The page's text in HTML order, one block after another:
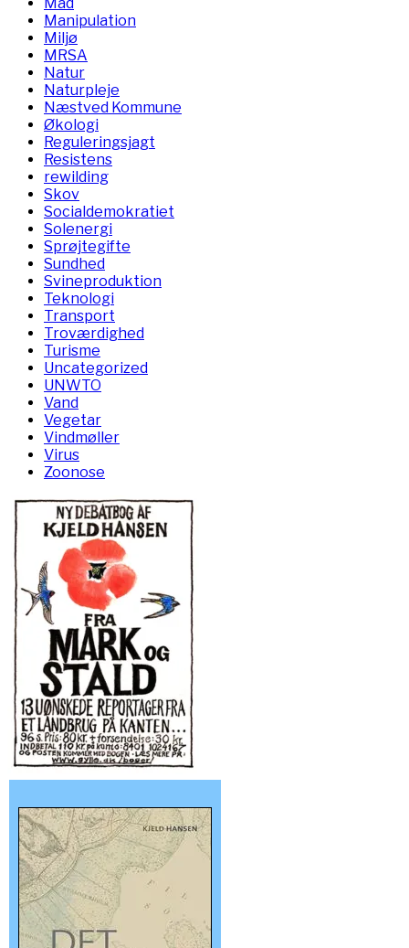
Manipulation
Miljø
MRSA
Natur
Naturpleje
Næstved Kommune
Økologi
Reguleringsjagt
Resistens
rewilding
Skov
Socialdemokratiet
Solenergi
Sprøjtegifte
Sundhed
Svineproduktion
Teknologi
Transport
Troværdighed
Turisme
Uncategorized
UNWTO
Vand
Vegetar
Vindmøller
Virus
Zoonose